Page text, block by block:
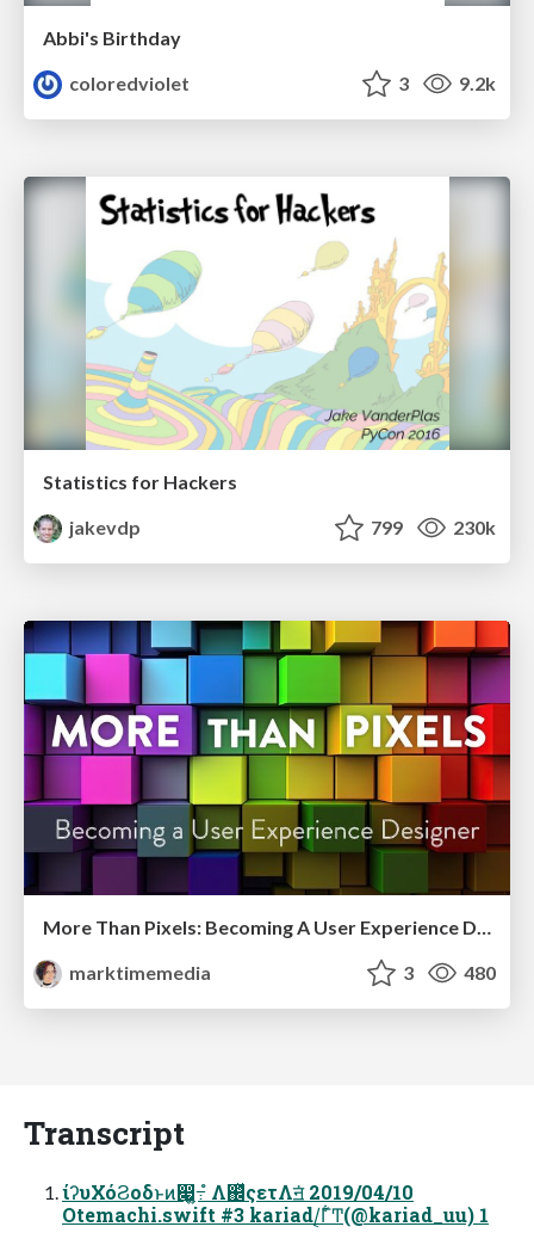
Abbi's Birthday
coloredviolet
3 9.2k
Statistics for Hackers
jakevdp
799 230k
marktimemedia
3 480
Transcript
ίʔυΧόϨοδͱͷ෇͖߹͍ํ Λ஌ͬͯςετΛॻ͘ 2019/04/10
Otemachi.swift #3 kariad/͔Γ͋Ͳ(@kariad_uu) 1